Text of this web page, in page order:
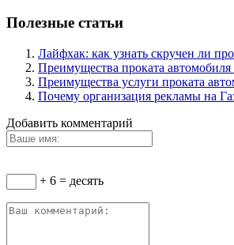
Полезные статьи
Лайфхак: как узнать скручен ли
Преимущества проката автомобиля
Преимущества услуги проката
Почему организация рекламы на
Добавить комментарий
+ 6 = десять